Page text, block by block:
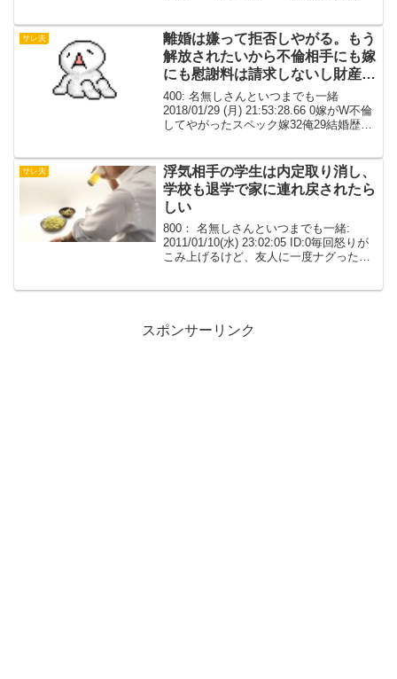
ピ...
サレ夫
離婚は嫌って拒否しやがる。もう
解放されたいから不倫相手にも嫁
にも慰謝料は請求しないし財産も
嫁に全部あげるって言ってるのに
400: 名無しさんといつまでも一緒
2018/01/29 (月) 21:53:28.66 0嫁がW不倫
してやがったスペック嫁32俺29結婚歴5
愛情があるとは思えないな...
サレ夫
浮気相手の学生は内定取り消し、
学校も退学で家に連れ戻されたら
しい
800： 名無しさんといつまでも一緒:
2011/01/10(水) 23:02:05 ID:0毎回怒りが
こみ上げるけど、友人に一度ナグったら
スポンサーリンク